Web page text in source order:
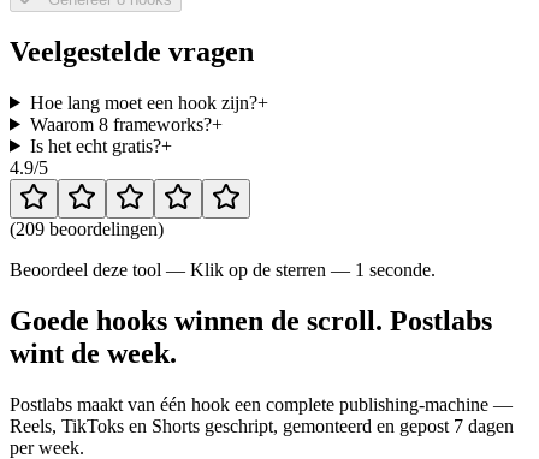
Veelgestelde vragen
Hoe lang moet een hook zijn?+
Waarom 8 frameworks?+
Is het echt gratis?+
4.9/5
(209 beoordelingen)
Beoordeel deze tool — Klik op de sterren — 1 seconde.
Goede hooks winnen de scroll. Postlabs
wint de week.
Postlabs maakt van één hook een complete publishing-machine —
Reels, TikToks en Shorts geschript, gemonteerd en gepost 7 dagen
per week.